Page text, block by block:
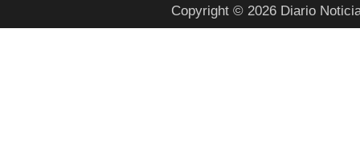
Copyright © 2026 Diario